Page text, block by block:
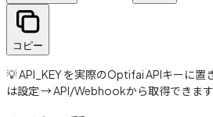
コピー
💡 API_KEY を実際のOptifai APIキーに置
は設定 → API/Webhookから取得できます